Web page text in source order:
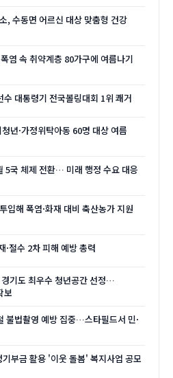
, 수동면 어르신 대상 맞춤형 건강
염 속 취약계층 80가구에 여름나기
수 대통령기 전국볼링대회 1위 쾌거
년·가정위탁아동 60명 대상 여름
5국 체제 전환… 미래 행정 수요 대응
입해 폭염·화재 대비 축산농가 지원
·절수 2차 피해 예방 총력
기도 최우수 청년공간 선정…
보
불법촬영 예방 집중…스타필드서 민·
부금 활용 '이웃 돌봄' 복지사업 공모